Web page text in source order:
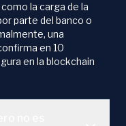
la carga de la
parte del banco o
una
en 10
en la blockchain